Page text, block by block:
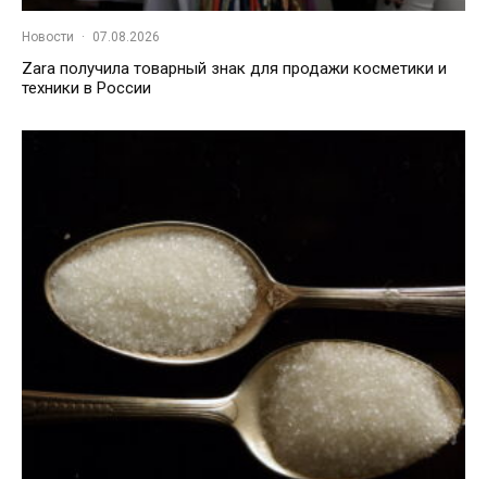
Новости · 07.08.2026
Zara получила товарный знак для продажи косметики и
техники в России